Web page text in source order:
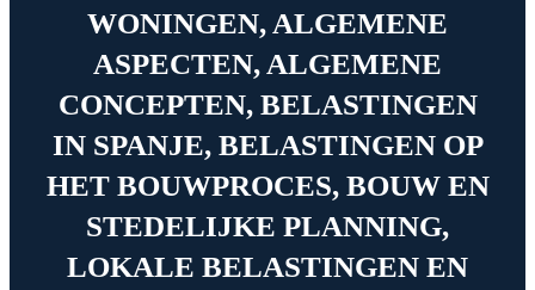
WONINGEN, ALGEMENE
ASPECTEN, ALGEMENE
CONCEPTEN, BELASTINGEN
IN SPANJE, BELASTINGEN OP
HET BOUWPROCES, BOUW EN
STEDELIJKE PLANNING,
LOKALE BELASTINGEN EN